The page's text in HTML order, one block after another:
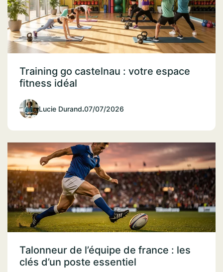
Training go castelnau : votre espace
fitness idéal
Lucie Durand.07/07/2026
Talonneur de l’équipe de france : les
clés d’un poste essentiel